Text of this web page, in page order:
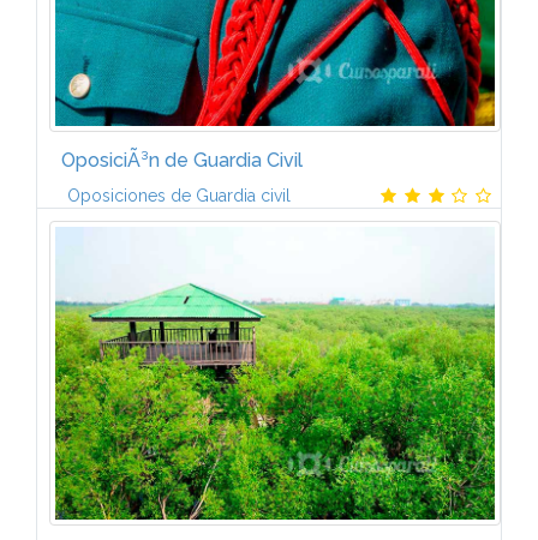
OposiciÃ³n de Guardia Civil
Oposiciones de Guardia civil
AdministraciÃ³n. * La Corona * La organizaciÃ³n
territorial del...